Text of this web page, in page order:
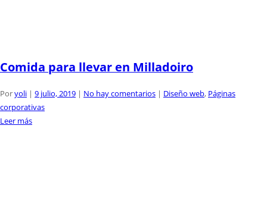
Comida para llevar en Milladoiro
Poryoli | 9 julio, 2019 | No hay comentarios | Diseño web, Páginas
corporativas
Leer más